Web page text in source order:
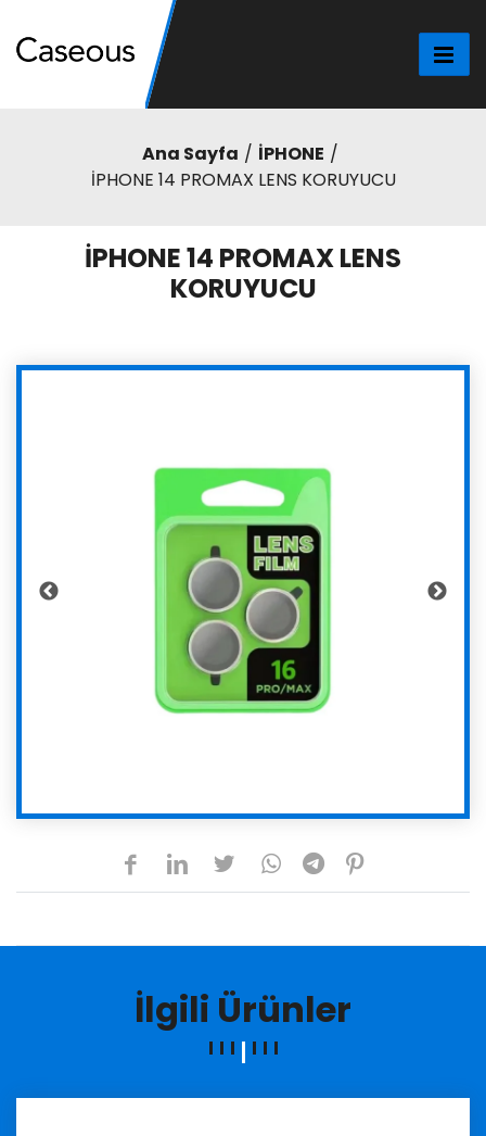
Ana Sayfa
İPHONE
İPHONE 14 PROMAX LENS KORUYUCU
İPHONE 14 PROMAX LENS
KORUYUCU
İlgili Ürünler